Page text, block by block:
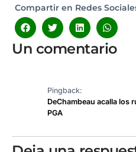
Compartir en Redes
Un comentario
Pingback:
DeChambeau acalla los
PGA